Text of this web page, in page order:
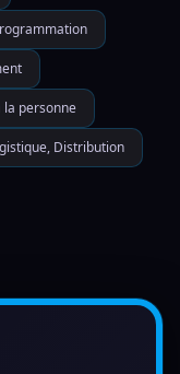
la personne
Distribution